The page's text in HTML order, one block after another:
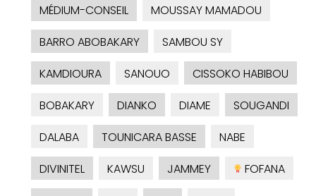
MÉDIUM-CONSEIL
MOUSSAY MAMADOU
BARRO ABOBAKARY
SAMBOU SY
KAMDIOURA
SANOUO
CISSOKO HABIBOU
BOBAKARY
DIANKO DIAME
SOUGANDI
DALABA
TOUNICARA BASSE
NABE
DIVINITEL
KAWSU JAMMEY
FOFANA